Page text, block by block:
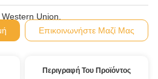
Union,
Επικοινωνήστε Μαζί Μας
Περιγραφή Του Προϊόντος